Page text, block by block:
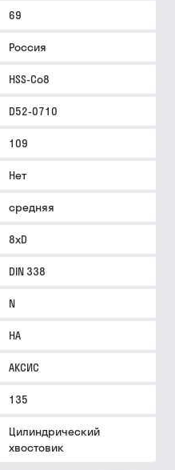
69
Россия
HSS-Co8
D52-0710
109
Нет
средняя
8xD
DIN 338
N
HA
АКСИС
135
Цилиндрический
хвостовик